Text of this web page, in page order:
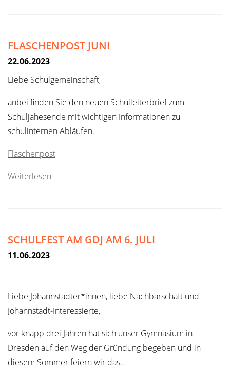
FLASCHENPOST JUNI
22.06.2023
Liebe Schulgemeinschaft,
anbei finden Sie den neuen Schulleiterbrief zum
Schuljahesende mit wichtigen Informationen zu
schulinternen Abläufen.
Flaschenpost
Weiterlesen
SCHULFEST AM GDJ AM 6. JULI
11.06.2023
Liebe Johannstädter*innen, liebe Nachbarschaft und
Johannstadt-Interessierte,
vor knapp drei Jahren hat sich unser Gymnasium in
Dresden auf den Weg der Gründung begeben und in
diesem Sommer feiern wir das…